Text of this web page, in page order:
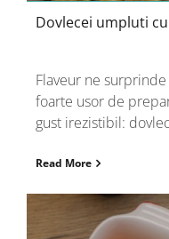
Dovlecei umpluti
Flaveur ne
foarte usor de
gust irezistibil:
Read More